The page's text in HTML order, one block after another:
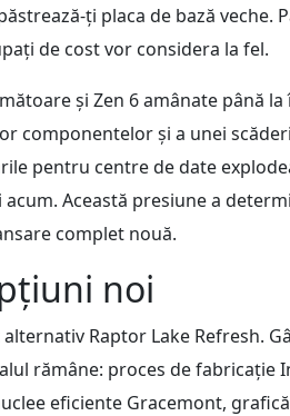
ți placa de bază veche.
de cost vor considera la fel.
și Zen 6 amânate până
componentelor și a unei
pentru centre de date
Această presiune a
complet nouă.
noi
Raptor Lake Refresh.
rămâne: proces de
eficiente Gracemont,